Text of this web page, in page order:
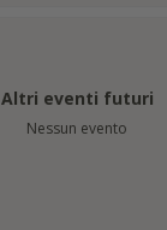
Altri eventi futuri
Nessun evento